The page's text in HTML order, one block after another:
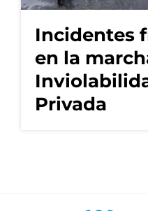
Incidentes
en la
Privada